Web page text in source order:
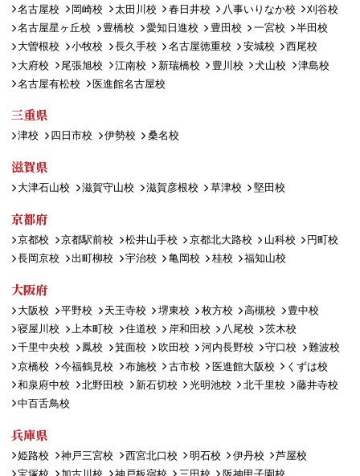
名古屋校 岡崎校 太田川校 春日井校 八事いりなか校
刈谷校
名古屋星ヶ丘校
豊橋校 愛知日進校 豊田校 一宮校
半田校
大曽根校
小牧校 長久手校 名古屋徳重校 安城校
西尾校
大府校
尾張旭校 江南校 新瑞橋校 豊川校 犬山校
津島校
名古屋有松校
医進館名古屋校
三重県
津校 四日市校 伊勢校 桑名校
滋賀県
大津石山校 滋賀守山校 滋賀彦根校 草津校 堅田校
京都府
京都校 京都駅前校 松井山手校 京都北大路校 山科校
円町校
長岡京校
出町柳校 宇治校 亀岡校 桂校 福知山校
大阪府
大阪校 平野校 天王寺校 堺東校 枚方校 高槻校
豊中校
寝屋川校
上本町校 住道校 岸和田校 八尾校
茨木校
千里中央校
鳳校 箕面校 吹田校 河内長野校 守口校
難波校
京橋校
今福鶴見校 布施校 古市校 医進館大阪校
くずは校
和泉府中校
北野田校 新石切校 光明池校 北千里校
藤井寺校
中百舌鳥校
兵庫県
姫路校 神戸三宮校 西宮北口校 明石校 伊丹校
芦屋校